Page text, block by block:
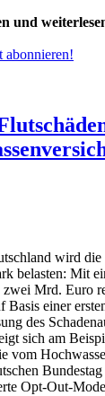
und
abonnieren!
wird die
belasten: Mit
Mrd. Euro
einer
des
sich am
vom
Opt-Out-